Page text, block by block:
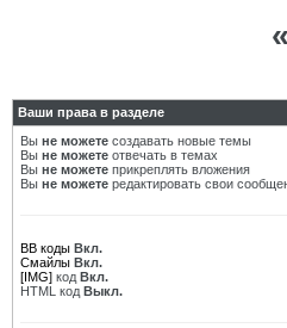
«
Ваши права в разделе
Вы не можете создавать новые темы
Вы не можете отвечать в темах
Вы не можете прикреплять вложения
Вы не можете редактировать свои
BB коды Вкл.
Смайлы Вкл.
[IMG] код Вкл.
HTML код Выкл.